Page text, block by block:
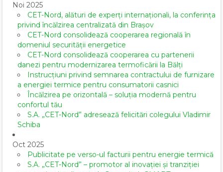
Noi 2025
CET-Nord, alături de experți internaționali, la conferința
privind încălzirea centralizată din Brașov
CET-Nord consolidează cooperarea regională în
domeniul securității energetice
CET-Nord consolidează cooperarea cu partenerii
danezi pentru modernizarea termoficării la Bălți
Instrucțiuni privind semnarea contractului de furnizare
a energiei termice pentru consumatorii casnici
Încălzirea pe orizontală – soluția modernă pentru
confortul tău
S.A. „CET-Nord” adresează felicitări colegului Vladimir
Schiba
Oct 2025
Publicitate pe verso-ul facturii pentru energie termică
S.A. „CET-Nord” – promotor al inovației și tranziției